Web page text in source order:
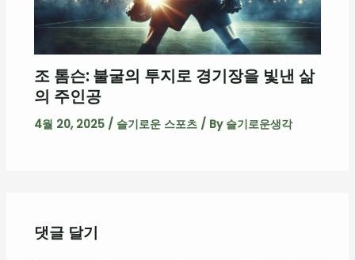
조 톰슨: 불굴의 투지로 경기장을 빛낸 삶
의 주인공
4월 20, 2025 / 슬기로운 스포츠/ By 슬기로운생각
댓글 달기